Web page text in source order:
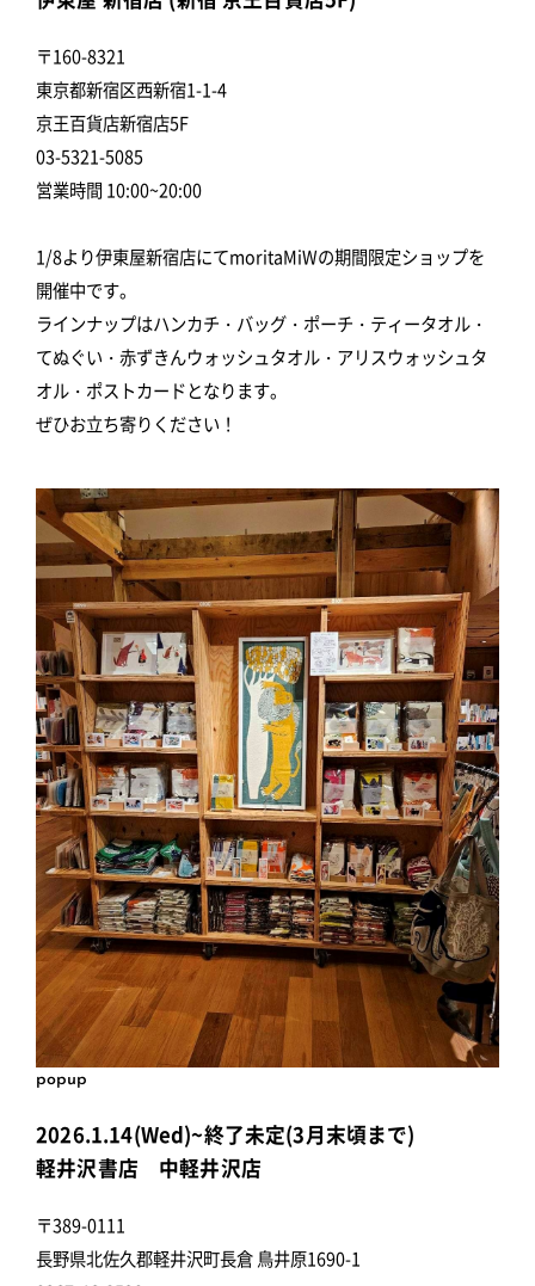
〒160-8321
東京都新宿区西新宿1-1-4
京王百貨店新宿店5F
03-5321-5085
営業時間 10:00~20:00
1/8より伊東屋新宿店にてmoritaMiWの期間限定ショップを
開催中です。
ラインナップはハンカチ・バッグ・ポーチ・ティータオル・
てぬぐい・赤ずきんウォッシュタオル・アリスウォッシュタ
オル・ポストカードとなります。
ぜひお立ち寄りください！
popup
2026.1.14(Wed)~終了未定(3月末頃まで)
軽井沢書店 中軽井沢店
〒389-0111
長野県北佐久郡軽井沢町長倉 鳥井原1690-1